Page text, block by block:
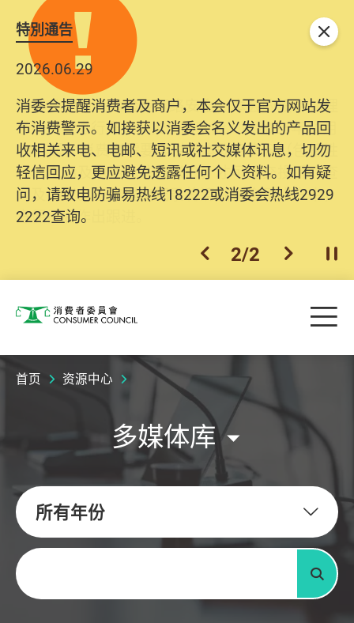
特別通告
2026.06.29
消委会提醒消费者及商户，本会仅于官方网站发
布消费警示。如接获以消委会名义发出的产品回
收相关来电、电邮、短讯或社交媒体讯息，切勿
轻信回应，更应避免透露任何个人资料。如有疑
问，请致电防骗易热线18222或消委会热线2929
2222查询。
2025.10.31
为提升使用者体验及网络安全，本会的投诉处理
系统已经进行升级及推出新功能。由2025年11月
10日起，消费者需要提供基本联络资料（包括姓
名、电邮及电话）注册帐户，才可提交投诉、查
询及建议。所有提交纪录将清晰整合于帐户中，
方便日后作出跟进。
上一个
2/2 下一个开
关闭
消费者委员会 目
首页 资源中心
多媒体库
所有年份
关键字
搜寻